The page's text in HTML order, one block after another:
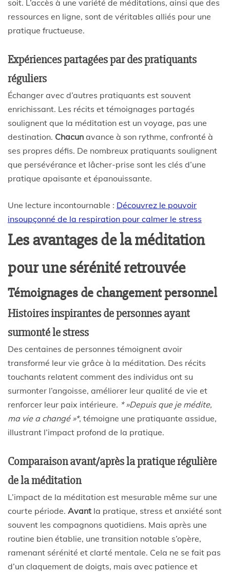
soit. L’accès à une variété de méditations, ainsi que des
ressources en ligne, sont de véritables alliés pour une
pratique fructueuse.
Expériences partagées par des pratiquants
réguliers
Échanger avec d’autres pratiquants est souvent
enrichissant. Les récits et témoignages partagés
soulignent que la méditation est un voyage, pas une
destination. Chacun avance à son rythme, confronté à
ses propres défis. De nombreux pratiquants soulignent
que persévérance et lâcher-prise sont les clés d’une
pratique apaisante et épanouissante.
Une lecture incontournable : Découvrez le pouvoir
insoupçonné de la respiration pour calmer le stress
Les avantages de la méditation
pour une sérénité retrouvée
Témoignages de changement personnel
Histoires inspirantes de personnes ayant
surmonté le stress
Des centaines de personnes témoignent avoir
transformé leur vie grâce à la méditation. Des récits
touchants relatent comment des individus ont su
surmonter l’angoisse, améliorer leur qualité de vie et
renforcer leur paix intérieure. * »Depuis que je médite,
ma vie a changé »*, témoigne une pratiquante assidue,
illustrant l’impact profond de la pratique.
Comparaison avant/après la pratique régulière
de la méditation
L’impact de la méditation est mesurable même sur une
courte période. Avant la pratique, stress et anxiété sont
souvent les compagnons quotidiens. Mais après une
routine bien établie, une transition notable s’opère,
ramenant sérénité et clarté mentale. Cela ne se fait pas
d’un claquement de doigts, mais avec patience et